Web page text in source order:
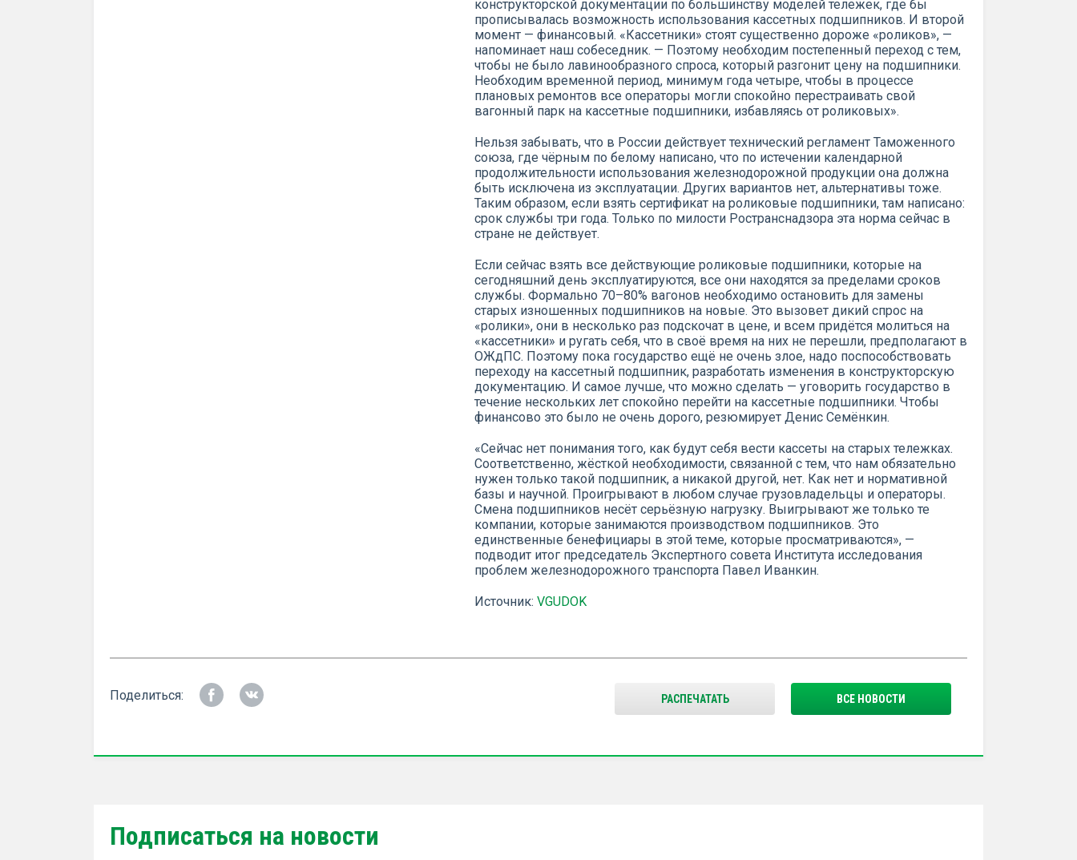
конструкторской документации по большинству моделей тележек, где бы
прописывалась возможность использования кассетных подшипников. И второй
момент — финансовый. «Кассетники» стоят существенно дороже «роликов», —
напоминает наш собеседник. — Поэтому необходим постепенный переход с тем,
чтобы не было лавинообразного спроса, который разгонит цену на подшипники.
Необходим временной период, минимум года четыре, чтобы в процессе
плановых ремонтов все операторы могли спокойно перестраивать свой
вагонный парк на кассетные подшипники, избавляясь от роликовых».
Нельзя забывать, что в России действует технический регламент Таможенного
союза, где чёрным по белому написано, что по истечении календарной
продолжительности использования железнодорожной продукции она должна
быть исключена из эксплуатации. Других вариантов нет, альтернативы тоже.
Таким образом, если взять сертификат на роликовые подшипники, там написано:
срок службы три года. Только по милости Ространснадзора эта норма сейчас в
стране не действует.
Если сейчас взять все действующие роликовые подшипники, которые на
сегодняшний день эксплуатируются, все они находятся за пределами сроков
службы. Формально 70–80% вагонов необходимо остановить для замены
старых изношенных подшипников на новые. Это вызовет дикий спрос на
«ролики», они в несколько раз подскочат в цене, и всем придётся молиться на
«кассетники» и ругать себя, что в своё время на них не перешли, предполагают в
ОЖдПС. Поэтому пока государство ещё не очень злое, надо поспособствовать
переходу на кассетный подшипник, разработать изменения в конструкторскую
документацию. И самое лучше, что можно сделать — уговорить государство в
течение нескольких лет спокойно перейти на кассетные подшипники. Чтобы
финансово это было не очень дорого, резюмирует Денис Семёнкин.
«Сейчас нет понимания того, как будут себя вести кассеты на старых тележках.
Соответственно, жёсткой необходимости, связанной с тем, что нам обязательно
нужен только такой подшипник, а никакой другой, нет. Как нет и нормативной
базы и научной. Проигрывают в любом случае грузовладельцы и операторы.
Смена подшипников несёт серьёзную нагрузку. Выигрывают же только те
компании, которые занимаются производством подшипников. Это
единственные бенефициары в этой теме, которые просматриваются», —
подводит итог председатель Экспертного совета Института исследования
проблем железнодорожного транспорта Павел Иванкин.
Источник: VGUDOK
Поделиться: ВСЕ НОВОСТИ
РАСПЕЧАТАТЬ
Подписаться на новости